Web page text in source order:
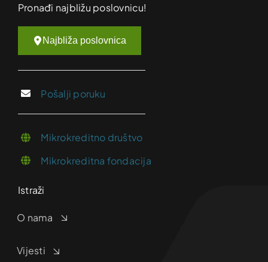
Pronađi najbližu poslovnicu!
Najbliža poslovnica
Pošalji poruku
Mikrokreditno društvo
Mikrokreditna fondacija
Istraži
O nama
Vijesti